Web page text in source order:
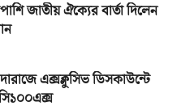
জাতীয় ঐক্যের বার্তা দিলেন
দারাজে এক্সক্লুসিভ ডিসকাউন্টে